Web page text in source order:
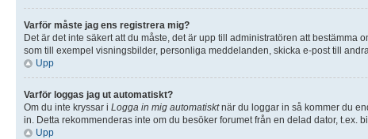
Varför måste jag ens registrera mig?
Det är det inte säkert att du måste, det är upp till administratören att
som till exempel visningsbilder, personliga meddelanden, skicka e-post till
Upp
Varför loggas jag ut automatiskt?
Om du inte kryssar i Logga in mig automatisktnär du loggar in så kommer du
in. Detta rekommenderas inte om du besöker forumet från en delad dator, t.ex.
Upp